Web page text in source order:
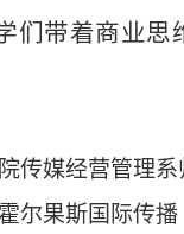
们带着商业
传媒经营管理
尔果斯国际传播